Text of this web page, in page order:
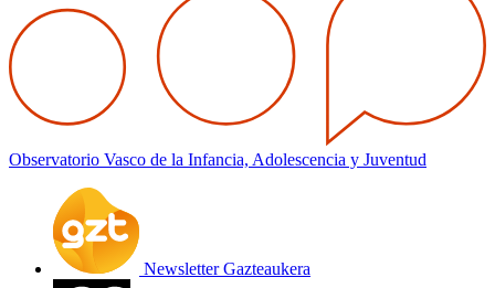
Observatorio Vasco de la Infancia, Adolescencia y Juventud
Newsletter Gazteaukera